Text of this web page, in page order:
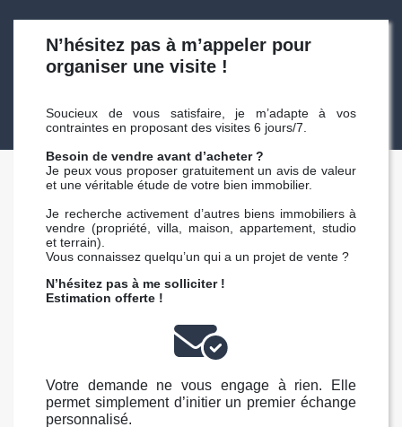
N’hésitez pas à m’appeler pour
organiser une visite !
Soucieux de vous satisfaire, je m’adapte à vos
contraintes en proposant des visites 6 jours/7.
Besoin de vendre avant d’acheter ?
Je peux vous proposer gratuitement un avis de valeur
et une véritable étude de votre bien immobilier.
Je recherche activement d’autres biens immobiliers à
vendre (propriété, villa, maison, appartement, studio
et terrain).
Vous connaissez quelqu’un qui a un projet de vente ?
N’hésitez pas à me solliciter !
Estimation offerte !
Votre demande ne vous engage à rien. Elle
permet simplement d’initier un premier échange
personnalisé.